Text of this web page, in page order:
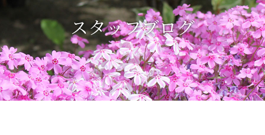
スタッフブログ